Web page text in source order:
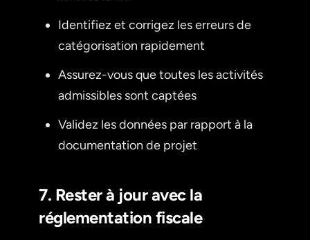
Identifiez et corrigez les erreurs de
catégorisation rapidement
Assurez-vous que toutes les activités
admissibles sont captées
Validez les données par rapport à la
documentation de projet
7. Rester à jour avec la
réglementation fiscale